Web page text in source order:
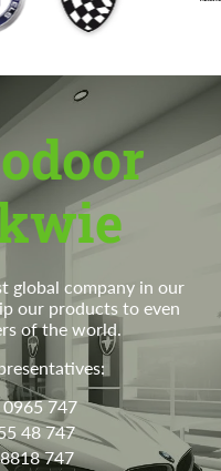
global company in our
our products to even
of the world.
747
48 747
747